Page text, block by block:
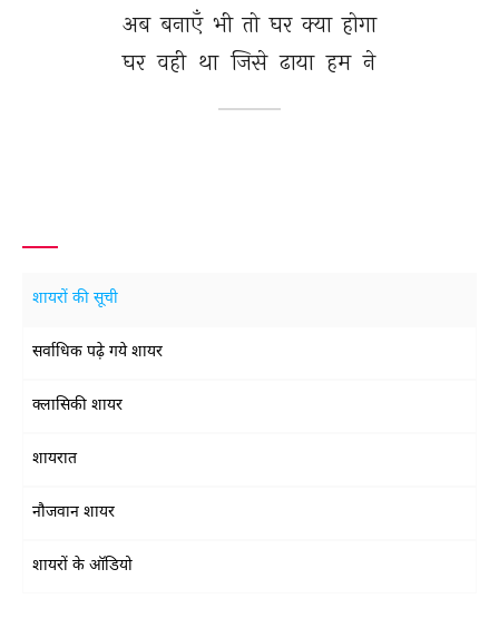
अब बनाएँ भी तो घर क्या होगा
घर वही था जिसे ढाया हम ने
शायरों की सूची
सर्वाधिक पढ़े गये शायर
क्लासिकी शायर
शायरात
नौजवान शायर
शायरों के ऑडियो